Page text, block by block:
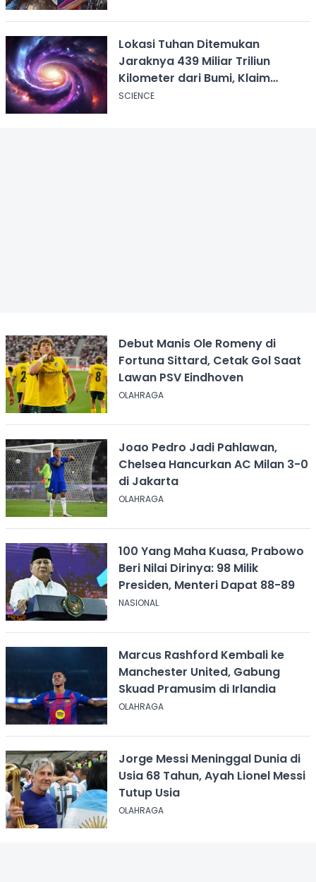
Lokasi Tuhan Ditemukan
Jaraknya 439 Miliar Triliun
Kilometer dari Bumi, Klaim
Ilmuwan Harvard
SCIENCE
Debut Manis Ole Romeny di
Fortuna Sittard, Cetak Gol Saat
Lawan PSV Eindhoven
OLAHRAGA
Joao Pedro Jadi Pahlawan,
Chelsea Hancurkan AC Milan 3-0
di Jakarta
OLAHRAGA
100 Yang Maha Kuasa, Prabowo
Beri Nilai Dirinya: 98 Milik
Presiden, Menteri Dapat 88-89
NASIONAL
Marcus Rashford Kembali ke
Manchester United, Gabung
Skuad Pramusim di Irlandia
OLAHRAGA
Jorge Messi Meninggal Dunia di
Usia 68 Tahun, Ayah Lionel Messi
Tutup Usia
OLAHRAGA